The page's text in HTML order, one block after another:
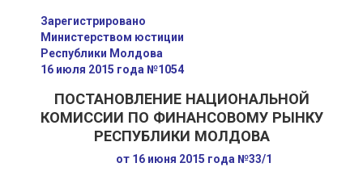
Зарегистрировано
Министерством юстиции
Республики Молдова
16 июля 2015 года №1054
ПОСТАНОВЛЕНИЕ НАЦИОНАЛЬНОЙ
КОМИССИИ ПО ФИНАНСОВОМУ РЫНКУ
РЕСПУБЛИКИ МОЛДОВА
от 16 июня 2015 года №33/1